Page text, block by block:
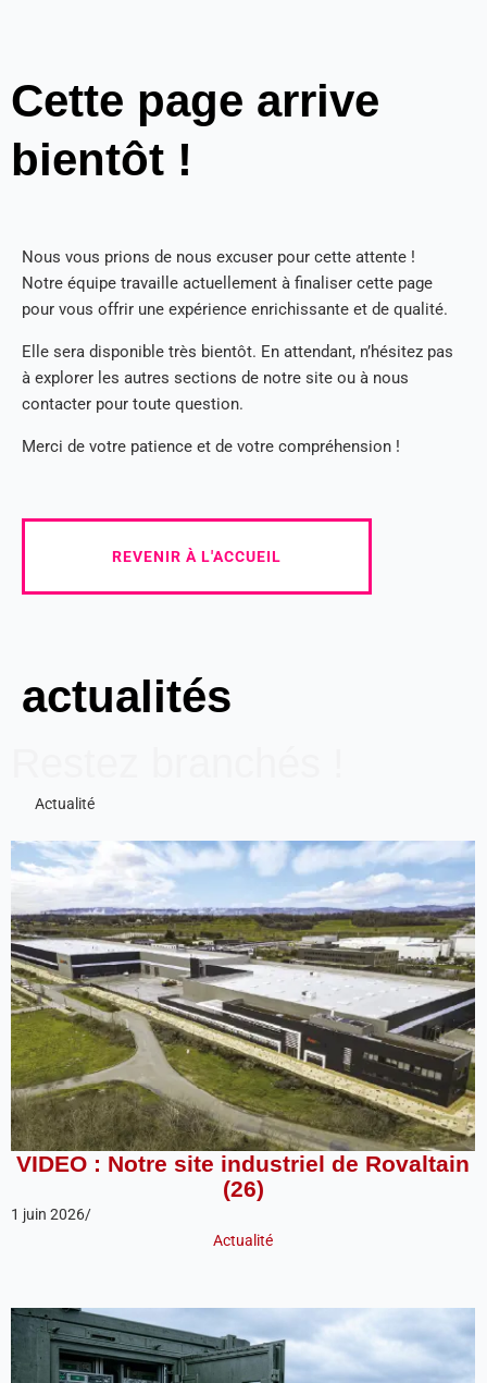
Cette page arrive
bientôt !
Nous vous prions de nous excuser pour cette attente !
Notre équipe travaille actuellement à finaliser cette page
pour vous offrir une expérience enrichissante et de qualité.
Elle sera disponible très bientôt. En attendant, n’hésitez pas
à explorer les autres sections de notre site ou à nous
contacter pour toute question.
Merci de votre patience et de votre compréhension !
REVENIR À L'ACCUEIL
actualités
Actualité
VIDEO : Notre site industriel de Rovaltain
(26)
1 juin 2026/
Actualité